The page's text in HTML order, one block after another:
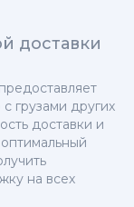
доставки
грузами других
доставки и
на всех